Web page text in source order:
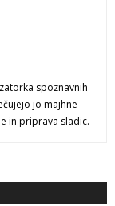
spoznavnih
jo majhne
in priprava sladic.